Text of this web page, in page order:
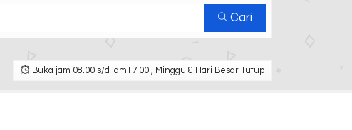
Cari
Buka jam 08.00 s/d jam17.00 , Minggu & Hari Besar Tutup